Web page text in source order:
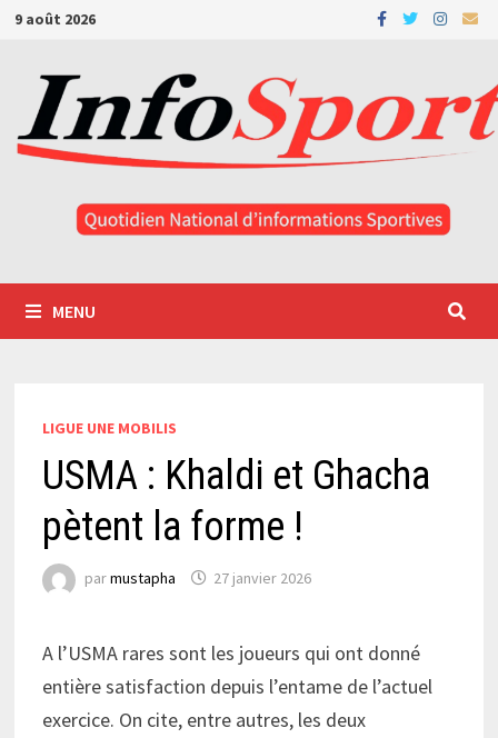
Passer
contenu
9 août 2026
MENU
LIGUE UNE MOBILIS
USMA : Khaldi et Ghacha
pètent la forme !
parmustapha 27 janvier 2026
A l’USMA rares sont les joueurs qui ont donné
entière satisfaction depuis l’entame de l’actuel
exercice. On cite, entre autres, les deux